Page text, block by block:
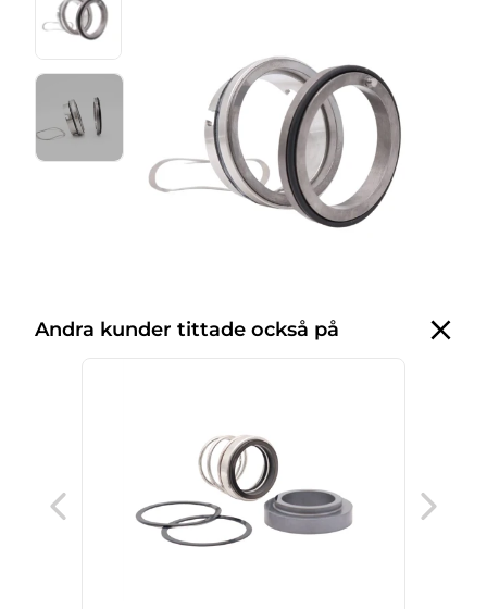
Andra kunder tittade också på